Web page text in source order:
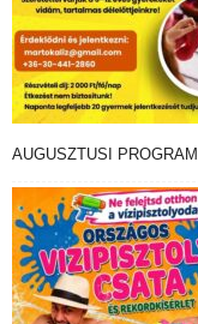
AUGUSZTUSI